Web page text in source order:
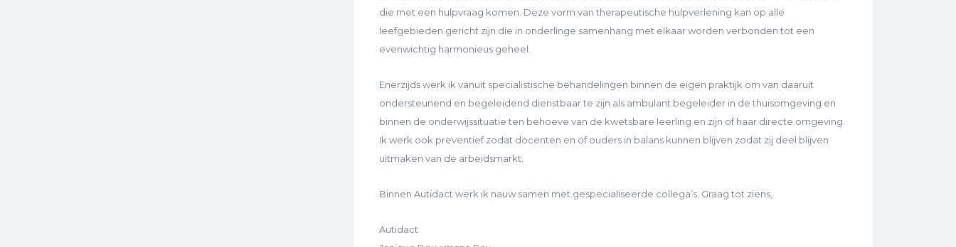
die met een hulpvraag komen. Deze vorm van therapeutische hulpverlening kan op alle
leefgebieden gericht zijn die in onderlinge samenhang met elkaar worden verbonden tot een
evenwichtig harmonieus geheel.
Enerzijds werk ik vanuit specialistische behandelingen binnen de eigen praktijk om van daaruit
ondersteunend en begeleidend dienstbaar te zijn als ambulant begeleider in de thuisomgeving en
binnen de onderwijssituatie ten behoeve van de kwetsbare leerling en zijn of haar directe omgeving.
Ik werk ook preventief zodat docenten en of ouders in balans kunnen blijven zodat zij deel blijven
uitmaken van de arbeidsmarkt.
Binnen Autidact werk ik nauw samen met gespecialiseerde collega’s. Graag tot ziens,
Autidact